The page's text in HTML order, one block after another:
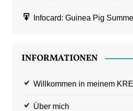
Infocard: Guinea Pig
INFORMATIONEN
Willkommen in meinem
Über mich